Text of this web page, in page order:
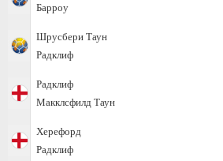
Барроу
Шрусбери Таун
Радклиф
Радклиф
Макклсфилд Таун
Херефорд
Радклиф